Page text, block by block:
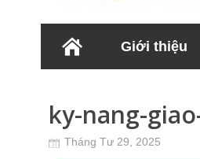
Giới thiệu
ky-nang-
Tháng Tư 29, 2025